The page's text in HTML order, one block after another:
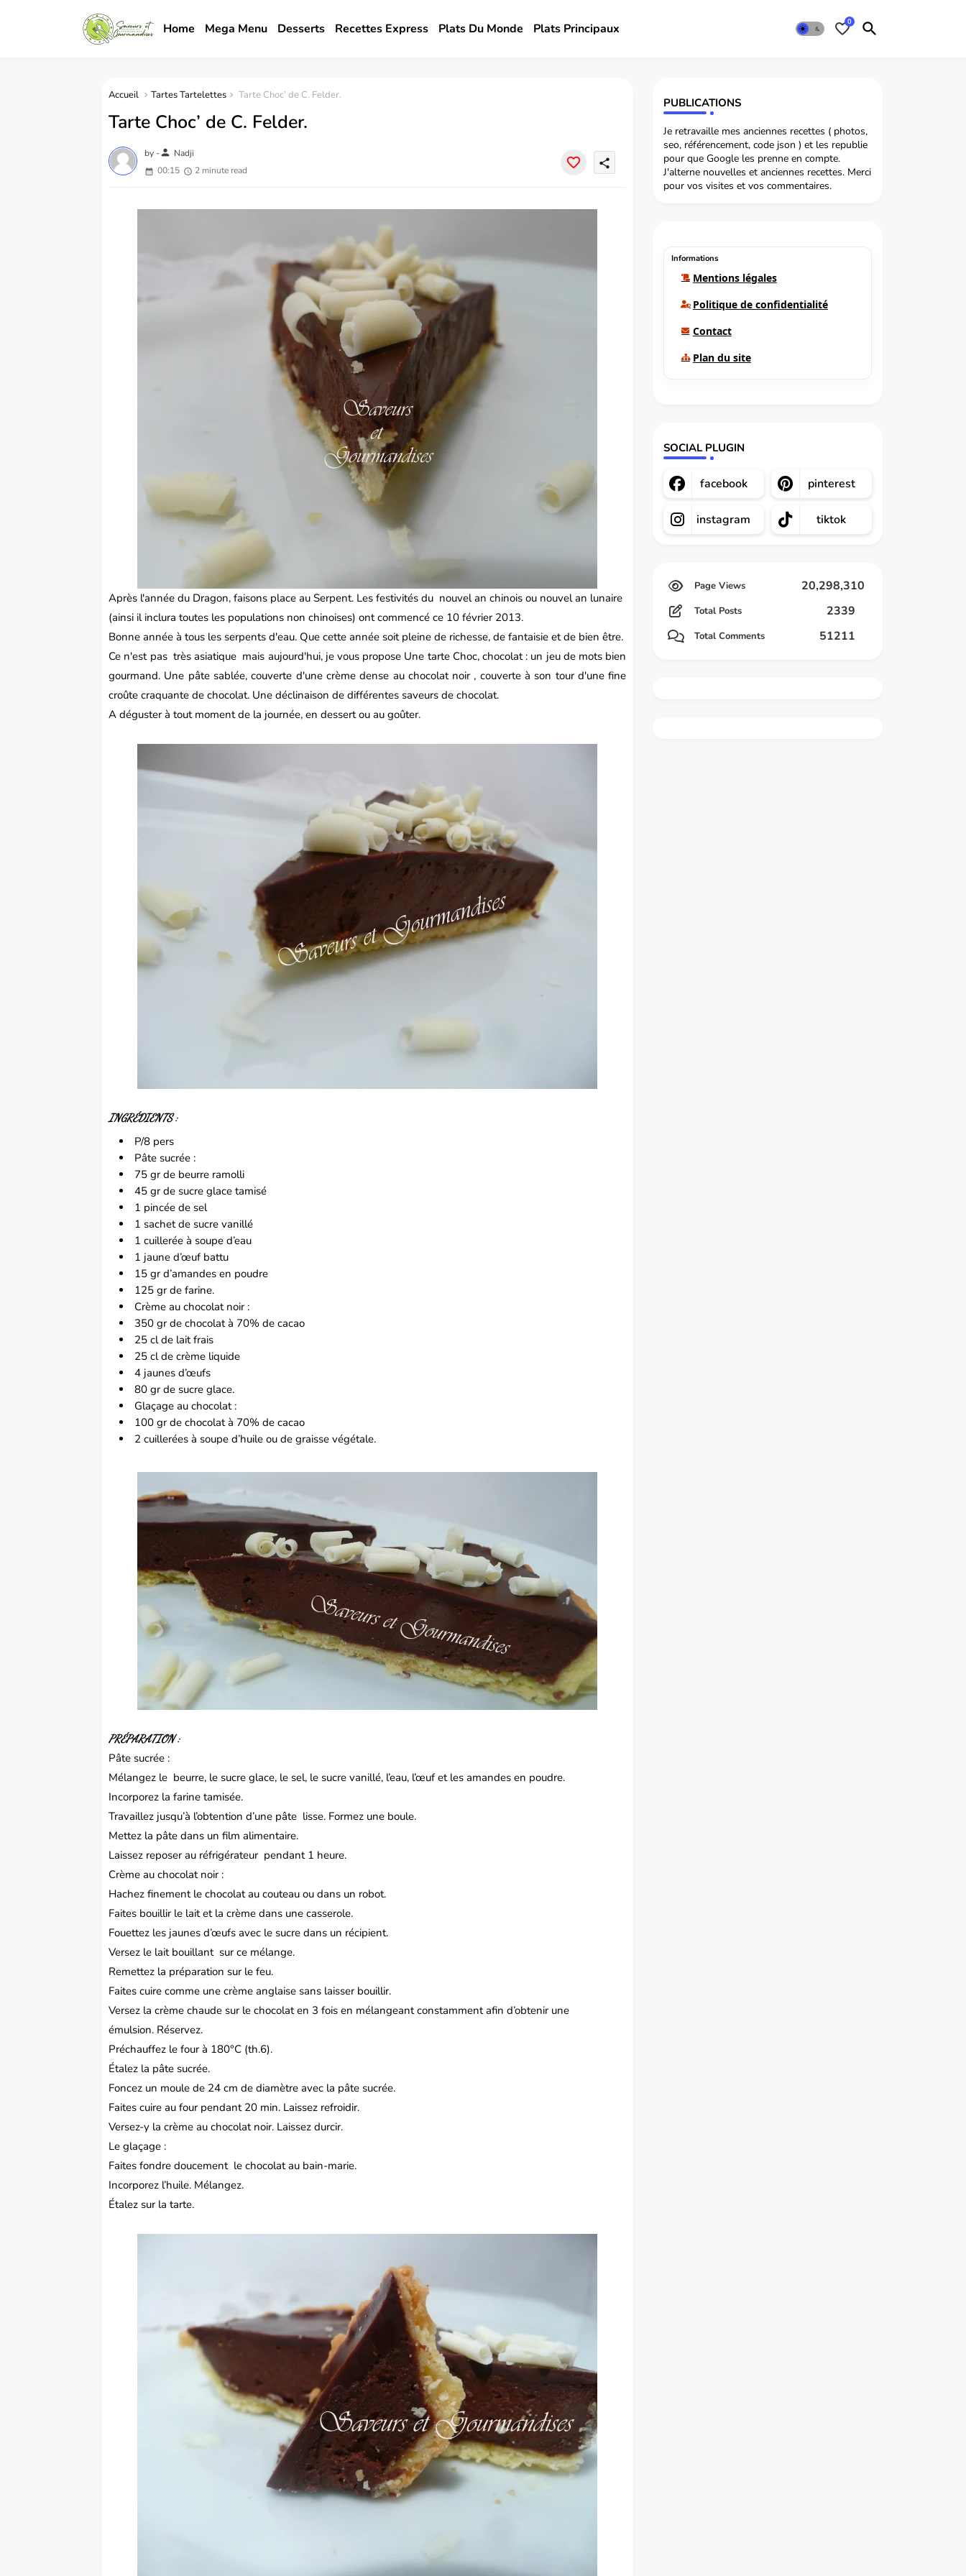
Home Mega Menu Desserts Recettes Express Plats Du Monde Plats Principaux 0
Accueil Tartes Tartelettes Tarte Choc’ de C. Felder.
Tarte Choc’ de C. Felder.
by -person Nadji
00:15
2 minute read
share
Après l'année du Dragon, faisons place au Serpent. Les festivités du nouvel an chinois ou nouvel an lunaire
(ainsi il inclura toutes les populations non chinoises) ont commencé ce 10 février 2013.
Bonne année à tous les serpents d'eau. Que cette année soit pleine de richesse, de fantaisie et de bien être.
Ce n'est pas très asiatique mais aujourd'hui, je vous propose Une tarteChoc, chocolat : un jeu de mots bien
gourmand. Une pâte sablée, couverte d'une crème dense au chocolat noir , couverte à son tour d'une fine
croûte craquante de chocolat. Une déclinaison de différentes saveurs de chocolat.
A déguster à tout moment de la journée, endessertou au goûter.
INGRÉDIENTS :
P/8 pers
Pâte sucrée :
75 gr de beurre ramolli
45 gr de sucre glace tamisé
1 pincée de sel
1 sachet de sucre vanillé
1 cuillerée à soupe d’eau
1 jaune d’œuf battu
15 gr d’amandes en poudre
125 gr de farine.
Crème auchocolatnoir :
350 gr de chocolat à 70% de cacao
25 cl de lait frais
25 cl de crème liquide
4 jaunes d’œufs
80 gr de sucre glace.
Glaçage au chocolat :
100 gr de chocolat à 70% de cacao
2 cuillerées à soupe d’huile ou de graisse végétale.
PRÉPARATION :
Pâte sucrée :
Mélangez le beurre, le sucre glace, le sel, le sucre vanillé, l’eau, l’œuf et les amandes en poudre.
Incorporez la farine tamisée.
Travaillez jusqu’à l’obtention d’une pâte lisse. Formez une boule.
Mettez la pâte dans un film alimentaire.
Laissez reposer au réfrigérateur pendant 1 heure.
Crème au chocolat noir :
Hachez finement le chocolat au couteau ou dans un robot.
Faites bouillir le lait et la crème dans une casserole.
Fouettez les jaunes d’œufs avec le sucre dans un récipient.
Versez le lait bouillant sur ce mélange.
Remettez la préparation sur le feu.
Faites cuire comme une crème anglaise sans laisser bouillir.
Versez la crème chaude sur le chocolat en 3 fois en mélangeant constamment afin d’obtenir une
émulsion. Réservez.
Préchauffez le four à 180°C (th.6).
Étalez la pâte sucrée.
Foncez un moule de 24 cm de diamètre avec la pâte sucrée.
Faites cuire au four pendant 20 min. Laissez refroidir.
Versez-y la crème au chocolat noir. Laissez durcir.
Le glaçage :
Faites fondre doucement le chocolat au bain-marie.
Incorporez l’huile. Mélangez.
Étalez sur la tarte.
PUBLICATIONS
Je retravaille mes anciennes recettes ( photos,
seo, référencement, code json ) et les republie
pour que Google les prenne en compte.
J'alterne nouvelles et anciennes recettes. Merci
pour vos visites et vos commentaires.
Informations
Mentions légales
Politique de confidentialité
Contact
Plan du site
SOCIAL PLUGIN
facebook pinterest
instagram tiktok
20,298,310
Total Posts 2339
Total Comments 51211